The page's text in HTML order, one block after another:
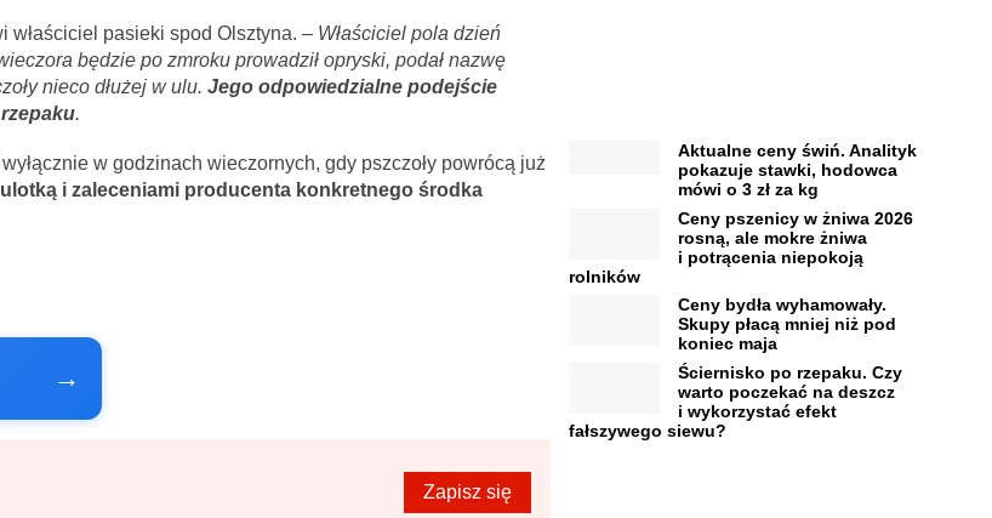
właściciel pasieki spod Olsztyna. – Właściciel pola dzień
będzie po zmroku prowadził opryski, podał nazwę
nieco dłużej w ulu. Jego odpowiedzialne podejście
.
w godzinach wieczornych, gdy pszczoły powrócą już
i zaleceniami producenta konkretnego środka
→
Zapisz się
Aktualne ceny świń. Analityk
pokazuje stawki, hodowca
mówi o 3 zł za kg
Ceny pszenicy w żniwa 2026
rosną, ale mokre żniwa
i potrącenia niepokoją
rolników
Ceny bydła wyhamowały.
Skupy płacą mniej niż pod
koniec maja
Ściernisko po rzepaku. Czy
warto poczekać na deszcz
i wykorzystać efekt
fałszywego siewu?